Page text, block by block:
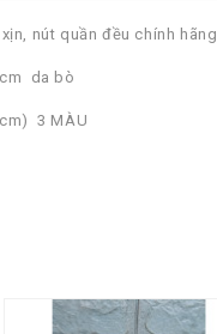
nút quần đều chính hãng
da bò
3 MÀU